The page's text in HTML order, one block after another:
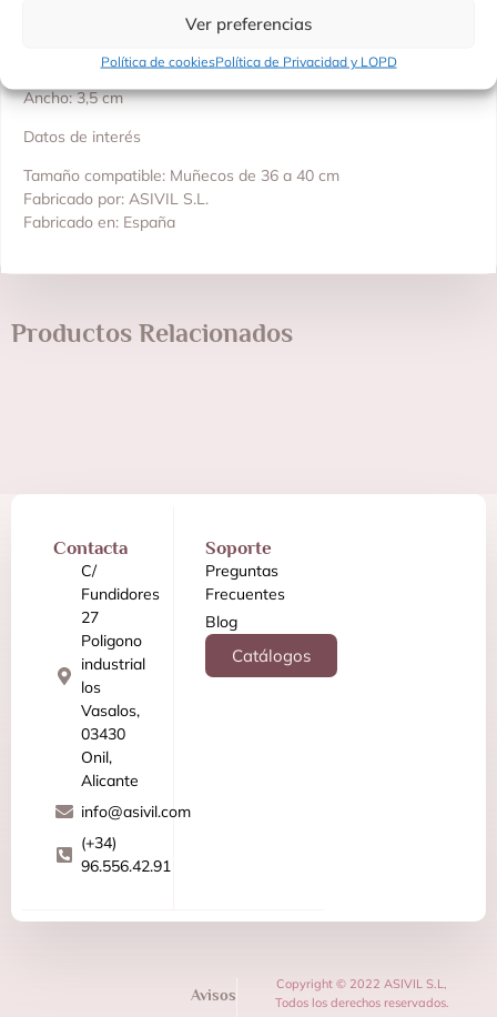
Ver preferencias
Política de cookiesPolítica de Privacidad y LOPD
Largo: 6 cm
Ancho: 3,5 cm
Datos de interés
Tamaño compatible: Muñecos de 36 a 40 cm
Fabricado por: ASIVIL S.L.
Fabricado en: España
Productos Relacionados
Contacta
C/
Fundidores
27
Poligono
industrial
los
Vasalos,
03430
Onil,
Alicante
info@asivil.com
(+34)
96.556.42.91
Soporte
Preguntas
Frecuentes
Blog
Catálogos
Avisos
Copyright © 2022 ASIVIL S.L,
Todos los derechos reservados.